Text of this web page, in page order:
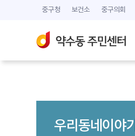
중구청 보건소 중구의회
우리동네이야기